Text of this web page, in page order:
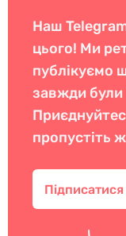
Наш
цього! Ми
публікуємо
завжди були
пропустіть